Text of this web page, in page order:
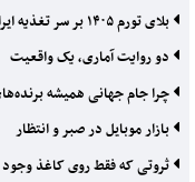
بلای تورم ۱۴۰۵ بر سر تغذیه ایرانی‌ها
دو روایت آماری، یک واقعیت
چرا جام جهانی همیشه
بازار موبایل در صبر و انتظار
ثروتی که فقط روی کاغذ وجود